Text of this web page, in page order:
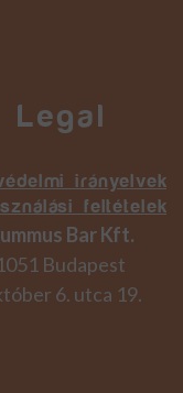
Legal
irányelvek
feltételek
Bar Kft.
Budapest
6. utca 19.